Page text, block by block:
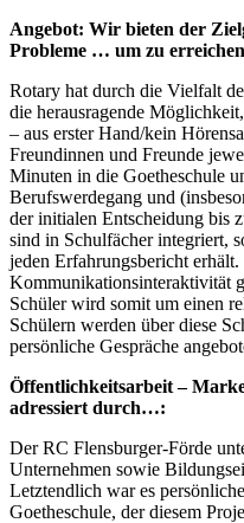
Angebot: Wir bieten der
Probleme … um zu
Rotary hat durch die Vielfalt
die herausragende
– aus erster Hand/kein
Freundinnen und Freunde
Minuten in die Goetheschule
Berufswerdegang und
der initialen Entscheidung bis
sind in Schulfächer integriert,
jeden Erfahrungsbericht
Kommunikationsinteraktivität
Schüler wird somit um einen
Schülern werden über diese
persönliche Gespräche
Öffentlichkeitsarbeit –
adressiert durch…:
Der RC Flensburger-Förde
Unternehmen sowie
Letztendlich war es
Goetheschule, der diesem